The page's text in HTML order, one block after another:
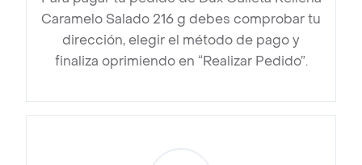
Caramelo Salado 216 g debes comprobar tu
dirección, elegir el método de pago y
finaliza oprimiendo en “Realizar Pedido”.